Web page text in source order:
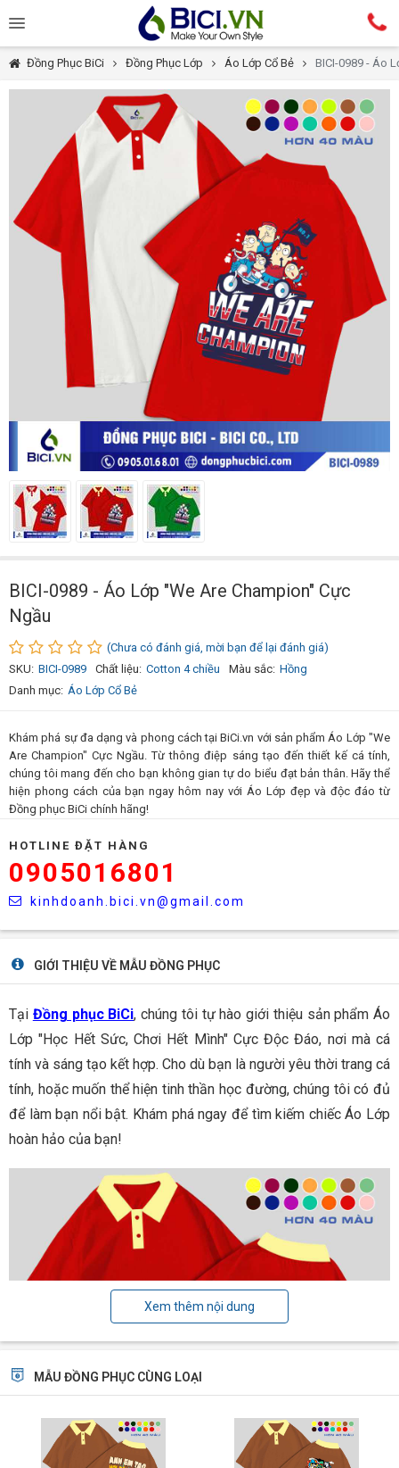
Đồng Phục BiCi Đồng Phục Lớp Áo Lớp Cổ Bẻ BICI-0989 - Áo
BICI-0989 - Áo Lớp "We Are Champion" Cực
Ngầu
(Chưa có đánh giá, mời bạn để lại đánh giá)
SKU: BICI-0989 Chất liệu: Cotton 4 chiều Màu sắc: Hồng
Danh mục: Áo Lớp Cổ Bẻ
Khám phá sự đa dạng và phong cách tại BiCi.vn với sản phẩm Áo Lớp "We
Are Champion" Cực Ngầu. Từ thông điệp sáng tạo đến thiết kế cá tính,
chúng tôi mang đến cho bạn không gian tự do biểu đạt bản thân. Hãy thể
hiện phong cách của bạn ngay hôm nay với Áo Lớp đẹp và độc đáo từ
Đồng phục BiCi chính hãng!
HOTLINE ĐẶT HÀNG
0905016801
kinhdoanh.bici.vn@gmail.com
GIỚI THIỆU VỀ MẪU ĐỒNG PHỤC
Tại Đồng phục BiCi, chúng tôi tự hào giới thiệu sản phẩm Áo
Lớp "Học Hết Sức, Chơi Hết Mình" Cực Độc Đáo, nơi mà cá
tính và sáng tạo kết hợp. Cho dù bạn là người yêu thời trang cá
tính, hoặc muốn thể hiện tinh thần học đường, chúng tôi có đủ
để làm bạn nổi bật. Khám phá ngay để tìm kiếm chiếc Áo Lớp
hoàn hảo của bạn!
Xem thêm nội dung
MẪU ĐỒNG PHỤC CÙNG LOẠI